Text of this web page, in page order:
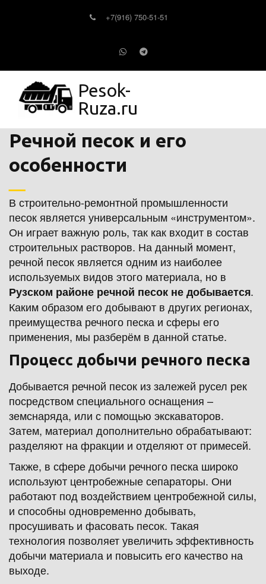
+7(916) 750-51-51
Pesok-
Ruza.ru
Речной песок и его
особенности
В строительно-ремонтной промышленности
песок является универсальным «инструментом».
Он играет важную роль, так как входит в состав
строительных растворов. На данный момент,
речной песок является одним из наиболее
Рузском районе речной песок не добывается.
Каким образом его добывают в других регионах,
преимущества речного песка и сферы его
применения, мы разберём в данной статье.
Процесс добычи речного песка
Добывается речной песок из залежей русел рек
посредством специального оснащения –
земснаряда, или с помощью экскаваторов.
Затем, материал дополнительно обрабатывают:
разделяют на фракции и отделяют от примесей.
Также, в сфере добычи речного песка широко
используют центробежные сепараторы. Они
работают под воздействием центробежной силы,
и способны одновременно добывать,
просушивать и фасовать песок. Такая
технология позволяет увеличить эффективность
добычи материала и повысить его качество на
выходе.